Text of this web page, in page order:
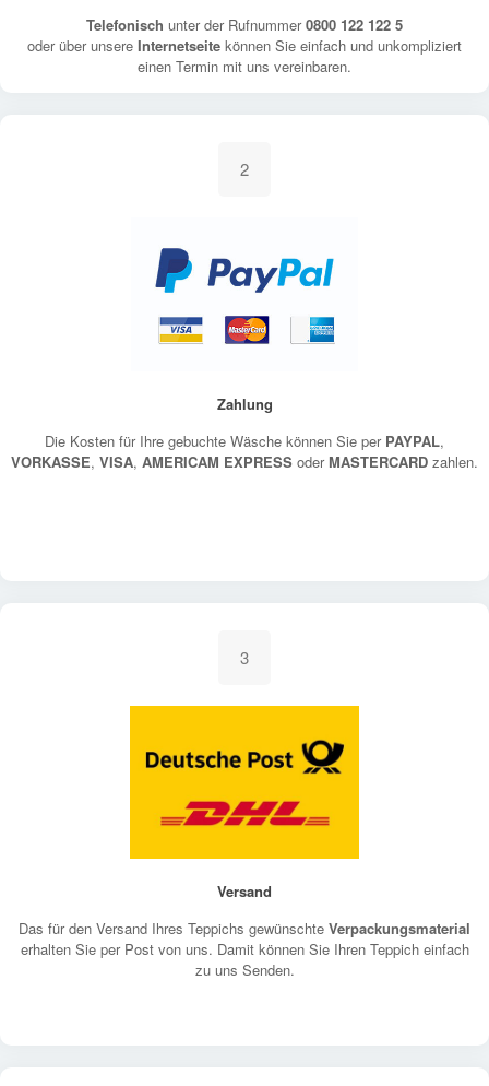
Telefonisch unter der Rufnummer0800 122 122 5
oder über unsere Internetseite können Sie einfach und unkompliziert
einen Termin mit uns vereinbaren.
2
Zahlung
Die Kosten für Ihre gebuchte Wäsche können Sie per PAYPAL,
VORKASSE, VISA, AMERICAM EXPRESS oderMASTERCARD zahlen.
3
Versand
Das für den Versand Ihres Teppichs gewünschte Verpackungsmaterial
erhalten Sie per Post von uns. Damit können Sie Ihren Teppich einfach
zu uns Senden.